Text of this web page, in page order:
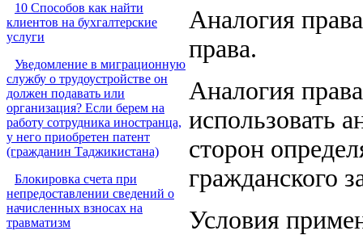
10 Способов как найти
клиентов на бухгалтерские
услуги
Уведомление в миграционную
службу о трудоустройстве он
должен подавать или
организация? Если берем на
работу сотрудника иностранца,
у него приобретен патент
(гражданин Таджикистана)
Блокировка счета при
непредоставлении сведений о
начисленных взносах на
травматизм
Аналогия
права.
Аналогия
использовать
сторон
гражданского
Условия